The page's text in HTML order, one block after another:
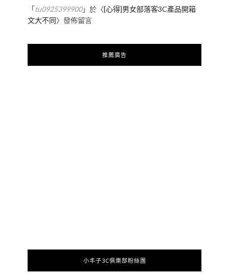
「tu0925399900」於〈[心得]男女部落客3C產品開箱
文大不同〉發佈留言
推薦廣告
小丰子3C俱樂部粉絲團